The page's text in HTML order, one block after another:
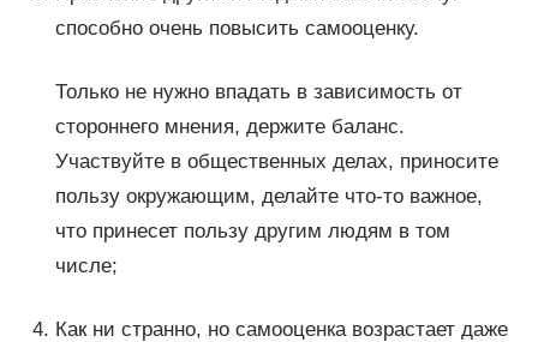
способно очень повысить самооценку.
Только не нужно впадать в зависимость от
стороннего мнения, держите баланс.
Участвуйте в общественных делах, приносите
пользу окружающим, делайте что-то важное,
что принесет пользу другим людям в том
числе;
Как ни странно, но самооценка возрастает даже